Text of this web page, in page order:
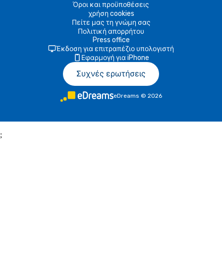
Όροι και προϋποθέσεις
χρήση cookies
Πείτε μας τη γνώμη σας
Πολιτική απορρήτου
Press office
Έκδοση για επιτραπέζιο υπολογιστή
Εφαρμογή για iPhone
Συχνές ερωτήσεις
eDreams © 2026
;